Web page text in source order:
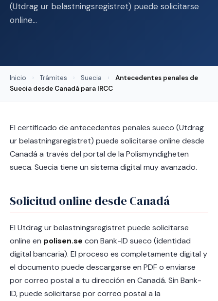
(Utdrag ur belastningsregistret) puede solicitarse
online…
Inicio › Trámites › Suecia ›
Antecedentes penales de
Suecia desde Canadá para IRCC
El certificado de antecedentes penales sueco (Utdrag
ur belastningsregistret) puede solicitarse online desde
Canadá a través del portal de la Polismyndigheten
sueca. Suecia tiene un sistema digital muy avanzado.
Solicitud online desde Canadá
El Utdrag ur belastningsregistret puede solicitarse
online en polisen.se con Bank-ID sueco (identidad
digital bancaria). El proceso es completamente digital y
el documento puede descargarse en PDF o enviarse
por correo postal a tu dirección en Canadá. Sin Bank-
ID, puede solicitarse por correo postal a la